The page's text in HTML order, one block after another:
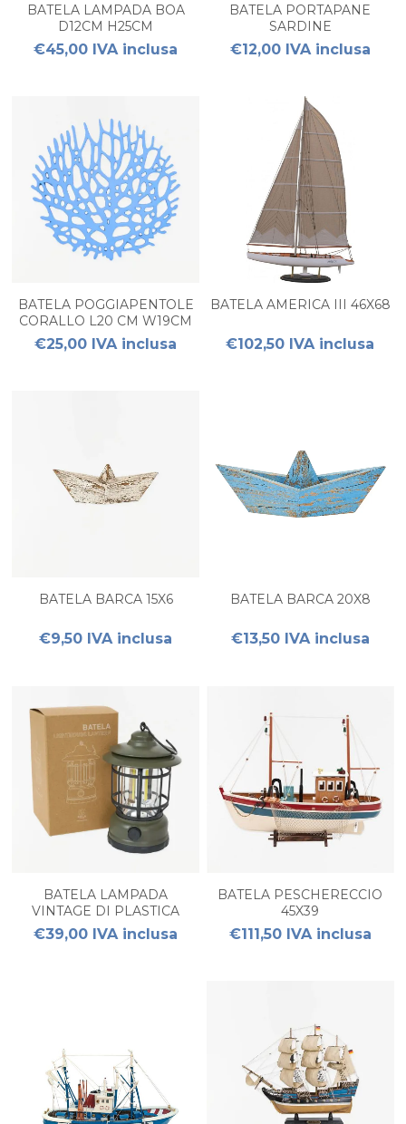
BATELA LAMPADA BOA
D12CM H25CM
€45,00 IVA inclusa
BATELA PORTAPANE
SARDINE
€12,00 IVA inclusa
BATELA POGGIAPENTOLE
CORALLO L20 CM W19CM
H2CM
€25,00 IVA inclusa
BATELA AMERICA III 46X68
€102,50 IVA inclusa
BATELA BARCA 15X6
€9,50 IVA inclusa
BATELA BARCA 20X8
€13,50 IVA inclusa
BATELA LAMPADA
VINTAGE DI PLASTICA
D12CM H18CM
€39,00 IVA inclusa
BATELA PESCHERECCIO
45X39
€111,50 IVA inclusa